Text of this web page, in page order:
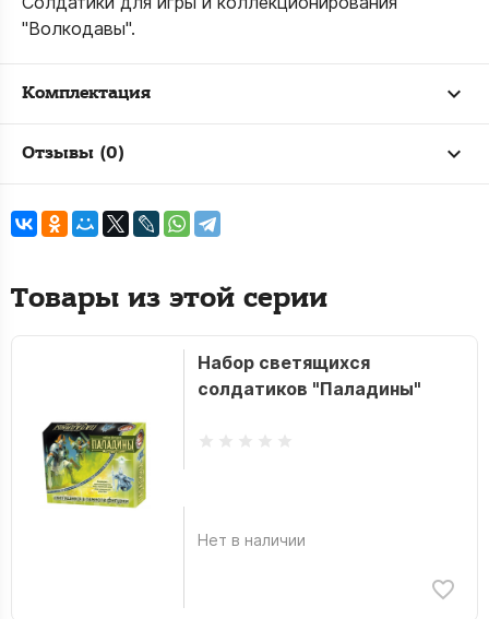
"Волкодавы".
Комплектация
Отзывы (0)
Товары из этой серии
Набор светящихся
солдатиков "Паладины"
Нет в наличии